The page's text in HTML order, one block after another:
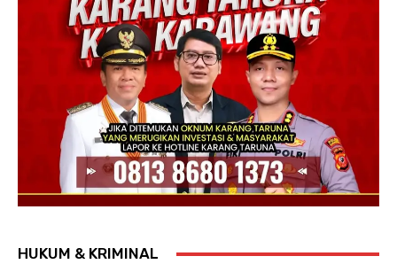
HUKUM & KRIMINAL